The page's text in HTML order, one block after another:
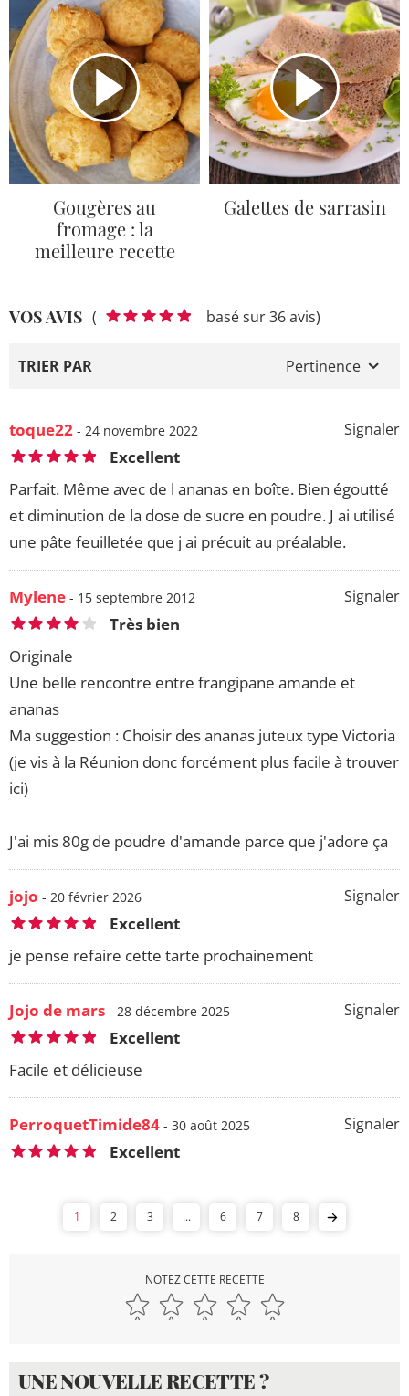
Gougères au
fromage : la
meilleure recette
Galettes de sarrasin
VOS AVIS ( basé sur 36 avis)
TRIER PAR Pertinence
Signaler
toque22 - 24 novembre 2022
Excellent
Parfait. Même avec de l ananas en boîte. Bien égoutté
et diminution de la dose de sucre en poudre. J ai utilisé
une pâte feuilletée que j ai précuit au préalable.
Signaler
Mylene - 15 septembre 2012
Très bien
Originale
Une belle rencontre entre frangipane amande et
ananas
Ma suggestion : Choisir des ananas juteux type Victoria
(je vis à la Réunion donc forcément plus facile à trouver
ici)
J'ai mis 80g de poudre d'amande parce que j'adore ça
Signaler
jojo - 20 février 2026
Excellent
je pense refaire cette tarte prochainement
Signaler
Jojo de mars - 28 décembre 2025
Excellent
Facile et délicieuse
Signaler
PerroquetTimide84 - 30 août 2025
Excellent
1 2 3 ... 6 7 8
NOTEZ CETTE RECETTE
UNE NOUVELLE RECETTE ?